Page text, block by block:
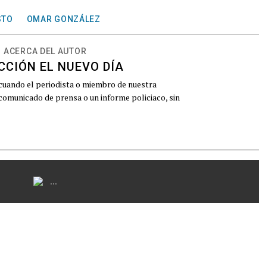
OMAR GONZÁLEZ
ACERCA DEL AUTOR
EL NUEVO DÍA
el periodista o miembro de nuestra
de prensa o un informe policiaco, sin
...